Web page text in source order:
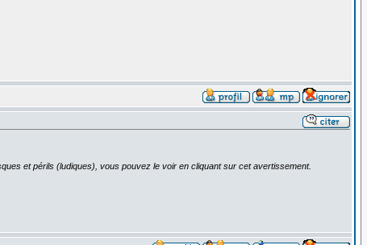
et périls (ludiques), vous pouvez le voir en cliquant sur cet avertissement.